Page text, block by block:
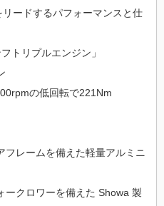
ードするパフォーマンスと仕
トリプルエンジン」
の低回転で221Nm
フレームを備えた軽量アルミニ
ークロワーを備えた Showa 製